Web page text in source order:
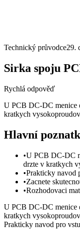
Technický průvodce29.
Sirka spoju
Rychlá odpověď
U PCB DC-DC menice
kratkych
Hlavní
•U PCB DC-DC
drzte v kratkych
•Prakticky navod
•Zacnete
•Rozhodovaci
U PCB DC-DC menice
kratkych
Prakticky navod pro